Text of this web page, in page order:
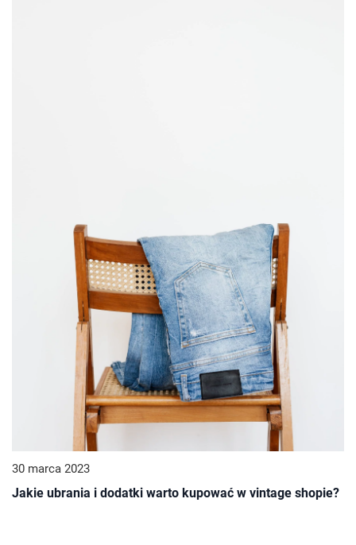
30 marca 2023
Jakie ubrania i dodatki warto kupować w vintage shopie?